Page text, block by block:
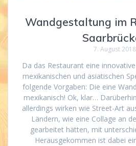
Wandgestaltung im
7. August 2018
Da das Restaurant eine
mexikanischen und asiatischen
folgende Vorgaben: Die eine
mexikanisch! Ok, klar…
allerdings wirken wie Street-Art
Ländern, wie eine Collage an
gearbeitet hätten, mit
Herausgekommen ist dabei